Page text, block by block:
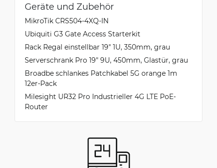
Geräte und Zubehör
MikroTik CRS504-4XQ-IN
Ubiquiti G3 Gate Access Starterkit
Rack Regal einstellbar 19" 1U, 350mm, grau
Serverschrank Pro 19" 9U, 450mm, Glastür, grau
Broadbe schlankes Patchkabel 5G orange 1m
12er-Pack
Milesight UR32 Pro Industrieller 4G LTE PoE-
Router